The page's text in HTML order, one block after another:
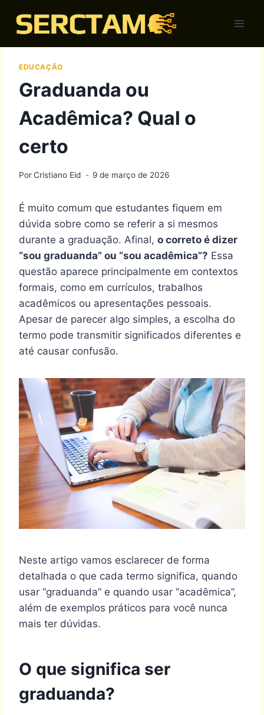
EDUCAÇÃO
Graduanda ou
Acadêmica? Qual o
certo
PorCristiano Eid 9 de março de 2026
É muito comum que estudantes fiquem em
dúvida sobre como se referir a si mesmos
durante a graduação. Afinal, o correto é dizer
“sou graduanda” ou “sou acadêmica”? Essa
questão aparece principalmente em contextos
formais, como em currículos, trabalhos
acadêmicos ou apresentações pessoais.
Apesar de parecer algo simples, a escolha do
termo pode transmitir significados diferentes e
até causar confusão.
Neste artigo vamos esclarecer de forma
detalhada o que cada termo significa, quando
usar “graduanda” e quando usar “acadêmica”,
além de exemplos práticos para você nunca
mais ter dúvidas.
O que significa ser
graduanda?